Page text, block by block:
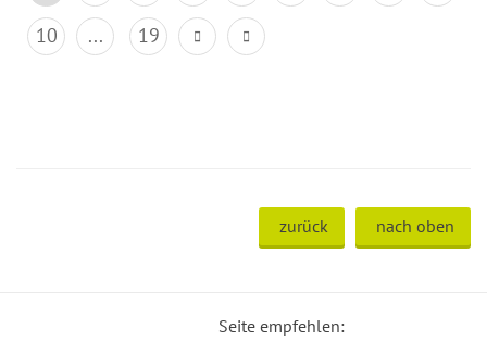
10
... 19
zurück nach oben
Seite empfehlen: